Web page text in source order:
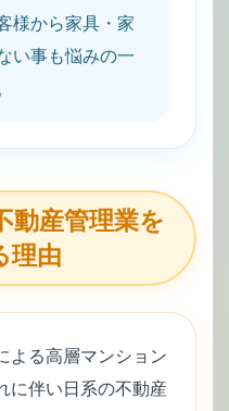
様から家具・家
い事も悩みの一
動産管理業を
理由
よる高層マンション
に伴い日系の不動産